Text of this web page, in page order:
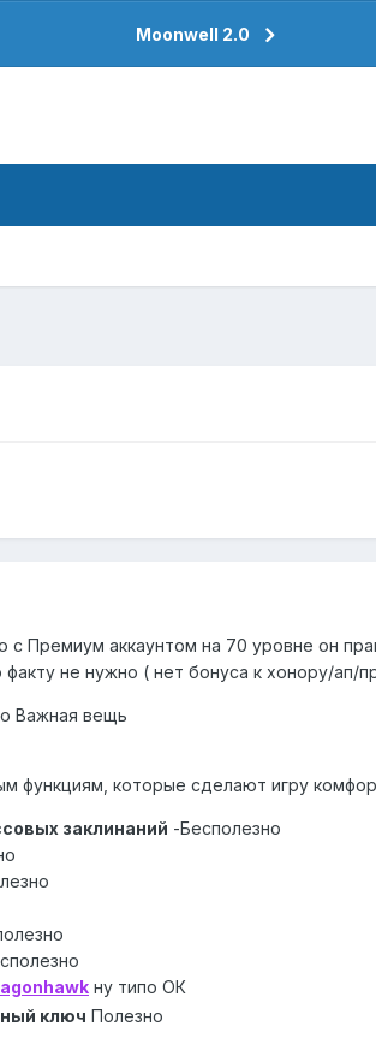
Moonwell 2.0
с Премиум аккаунтом на 70 уровне он
факту не нужно ( нет бонуса к хонору/
Важная вещь
функциям, которые сделают игру
заклинаний -Бесполезно
ну типо ОК
ключ Полезно